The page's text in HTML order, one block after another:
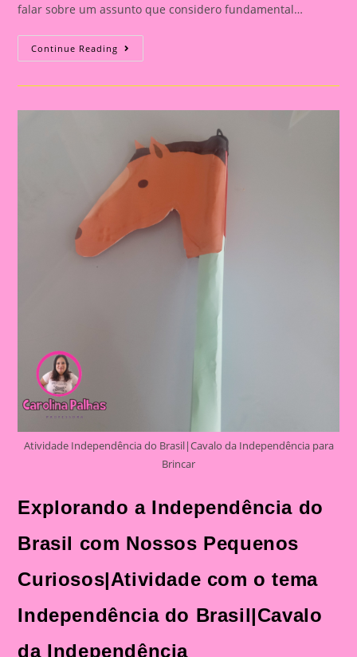
falar sobre um assunto que considero fundamental…
Continue Reading Explorando
A
Nossos
Curiosos|Atividade
Independência
Do
Brasil
Atividade Independência do Brasil|Cavalo da Independência para
Brincar
Explorando a Independência do
Brasil com Nossos Pequenos
Curiosos|Atividade com o tema
Independência do Brasil|Cavalo
da Independência